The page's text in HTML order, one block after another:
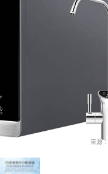
來源：